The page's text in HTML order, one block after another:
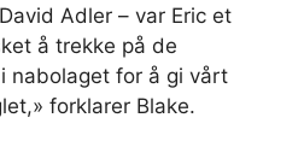
Adler – var Eric et
å trekke på de
nabolaget for å gi vårt
forklarer Blake.